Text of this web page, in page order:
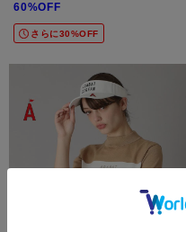
60%OFF
さらに30%OFF